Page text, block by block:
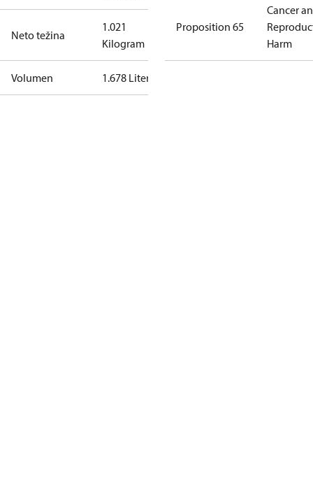
Neto težina
1.021
Kilogram
Volumen 1.678 Liter
Proposition 65
Cancer
Harm